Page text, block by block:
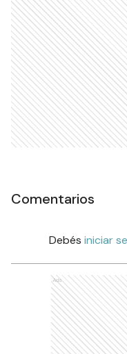
Comentarios
Debés iniciar
Ads